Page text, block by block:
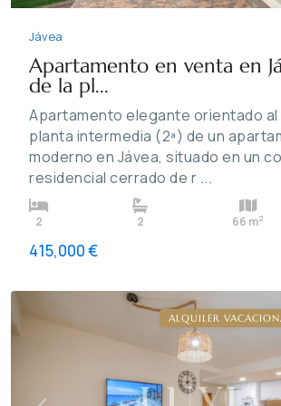
Jávea
Apartamento en venta en
de la pl...
Apartamento elegante orientado al
planta intermedia (2ª) de un
moderno en Jávea, situado en un
residencial cerrado de r ...
2 2 66 m2
415,000 €
Puerto,
ALQUILER